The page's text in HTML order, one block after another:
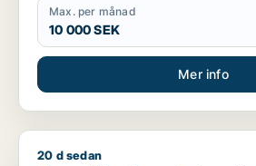
Max. per månad
10 000 SEK
Mer info
Anas söker lager, industrilokal
20 d sedan